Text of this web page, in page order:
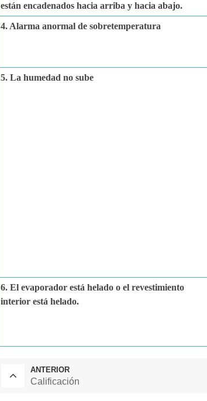
están encadenados hacia arriba y hacia abajo.
4. Alarma anormal de sobretemperatura
5. La humedad no sube
6. El evaporador está helado o el revestimiento
interior está helado.
ANTERIOR
Calificación